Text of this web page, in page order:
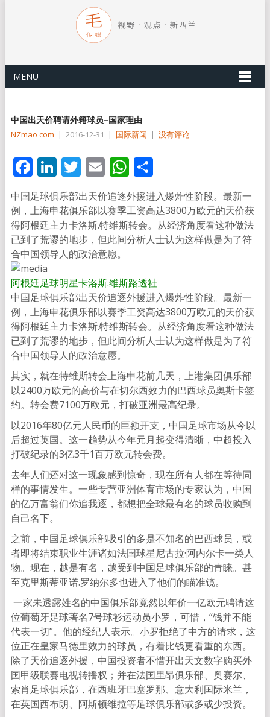
MENU
中国出天价聘请外籍球员–国家理由
NZmao com | 2016-12-31 | 国际新闻 | 没有评论
Facebook
LinkedIn
Twitter
EmailWhatsApp
分
享
中国足球俱乐部出天价追逐外援进入爆炸性阶段。最新一
例，上海申花俱乐部以赛季工资高达3800万欧元的天价获
得阿根廷主力卡洛斯.特维斯转会。从经济角度看这种做法
已到了荒谬的地步，但此间分析人士认为这样做是为了符
合中国领导人的政治意愿。
阿根廷足球明星卡洛斯.维斯路透社
中国足球俱乐部出天价追逐外援进入爆炸性阶段。最新一
例，上海申花俱乐部以赛季工资高达3800万欧元的天价获
得阿根廷主力卡洛斯.特维斯转会。从经济角度看这种做法
已到了荒谬的地步，但此间分析人士认为这样做是为了符
合中国领导人的政治意愿。
其实，就在特维斯转会上海申花前几天，上港集团俱乐部
以2400万欧元的高价与在切尔西效力的巴西球员奥斯卡签
约。转会费7100万欧元，打破亚洲最高纪录。
以2016年80亿元人民币的巨额开支，中国足球市场从今以
后超过英国。这一趋势从今年元月起变得清晰，中超投入
打破纪录的3亿3千1百万欧元转会费。
去年人们还对这一现象感到惊奇，现在所有人都在等待同
样的事情发生。一些专营亚洲体育市场的专家认为，中国
的亿万富翁们你追我逐，都想把全球最有名的球员收购到
自己名下。
之前，中国足球俱乐部吸引的多是不知名的巴西球员，或
者即将结束职业生涯诸如法国球星尼古拉·阿内尔卡一类人
物。现在，越是有名，越受到中国足球俱乐部的青睐。甚
至克里斯蒂亚诺.罗纳尔多也进入了他们的瞄准镜。
一家未透露姓名的中国俱乐部竟然以年价一亿欧元聘请这
位葡萄牙足球著名7号球衫运动员小罗，可惜，“钱并不能
代表一切”。他的经纪人表示。小罗拒绝了中方的请求，这
位正在皇家马德里效力的球员，有着比钱更看重的东西。
除了天价追逐外援，中国投资者不惜开出天文数字购买外
国甲级联赛电视转播权；并在法国里昂俱乐部、奥赛尔、
索肖足球俱乐部，在西班牙巴塞罗那、意大利国际米兰，
在英国西布朗、阿斯顿维拉等足球俱乐部或多或少投资。